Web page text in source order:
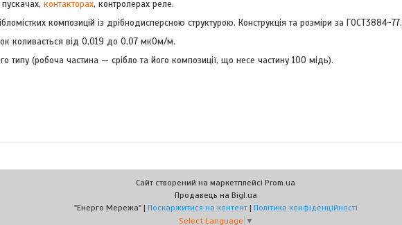
контакторах, контролерах реле.
композицій із дрібнодисперсною структурою. Конструкція та розміри за ГОСТ3884-77.
коливається від 0,019 до 0,07 мкОм/м.
типу (робоча частина — срібло та його композиції, що несе частину 100 мідь).
Сайт створений на маркетплейсі Prom.ua
Продавець на Bigl.ua
"Енерго Мережа" | Поскаржитися на контент | Політика конфіденційності
Select Language ▼